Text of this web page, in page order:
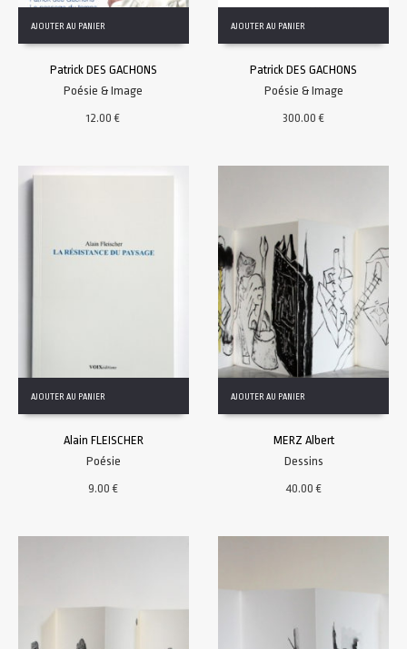
AJOUTER AU PANIER
Patrick DES GACHONS
Poésie & Image
12.00€
AJOUTER AU PANIER
Patrick DES GACHONS
Poésie & Image
300.00€
AJOUTER AU PANIER
Alain FLEISCHER
Poésie
9.00€
AJOUTER AU PANIER
MERZ Albert
Dessins
40.00€